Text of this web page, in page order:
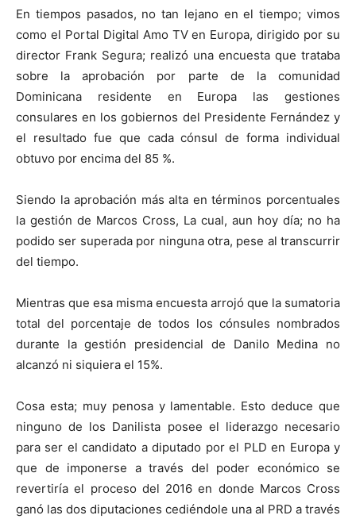
En tiempos pasados, no tan lejano en el tiempo; vimos
como el Portal Digital Amo TV en Europa, dirigido por su
director Frank Segura; realizó una encuesta que trataba
sobre la aprobación por parte de la comunidad
Dominicana residente en Europa las gestiones
consulares en los gobiernos del Presidente Fernández y
el resultado fue que cada cónsul de forma individual
obtuvo por encima del 85 %.
Siendo la aprobación más alta en términos porcentuales
la gestión de Marcos Cross, La cual, aun hoy día; no ha
podido ser superada por ninguna otra, pese al transcurrir
del tiempo.
Mientras que esa misma encuesta arrojó que la sumatoria
total del porcentaje de todos los cónsules nombrados
durante la gestión presidencial de Danilo Medina no
alcanzó ni siquiera el 15%.
Cosa esta; muy penosa y lamentable. Esto deduce que
ninguno de los Danilista posee el liderazgo necesario
para ser el candidato a diputado por el PLD en Europa y
que de imponerse a través del poder económico se
revertiría el proceso del 2016 en donde Marcos Cross
ganó las dos diputaciones cediéndole una al PRD a través